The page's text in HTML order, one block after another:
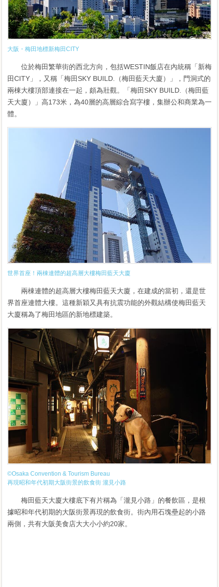
大阪・梅田地標新梅田CITY
位於梅田繁華街的西北方向，包括WESTIN飯店在內統稱「新梅
田CITY」，又稱「梅田SKY BUILD.（梅田藍天大廈）」，門洞式的
兩棟大樓頂部連接在一起，頗為壯觀。「梅田SKY BUILD.（梅田藍
天大廈）」高173米，為40層的高層綜合寫字樓，集辦公和商業為一
體。
世界首座！兩棟連體的超高層大樓梅田藍天大廈
兩棟連體的超高層大樓梅田藍天大廈，在建成的當初，還是世
界首座連體大樓。這種新穎又具有抗震功能的外觀結構使梅田藍天
大廈稱為了梅田地區的新地標建築。
©Osaka Convention & Tourism Bureau
再現昭和年代初期大阪街景的飲食街 瀧見小路
梅田藍天大廈大樓底下有片稱為「瀧見小路」的餐飲區，是根
據昭和年代初期的大阪街景再現的飲食街。街內用石塊壘起的小路
兩側，共有大阪美食店大大小小約20家。